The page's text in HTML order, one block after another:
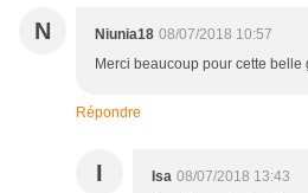
N Niunia18 08/07/2018 10:57
Merci beaucoup pour cette
Répondre
I Isa 08/07/2018 13:43